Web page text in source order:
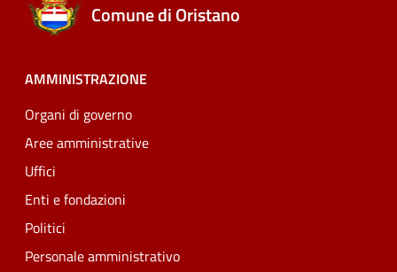
Comune di Oristano
AMMINISTRAZIONE
Organi di governo
Aree amministrative
Uffici
Enti e fondazioni
Politici
Personale amministrativo